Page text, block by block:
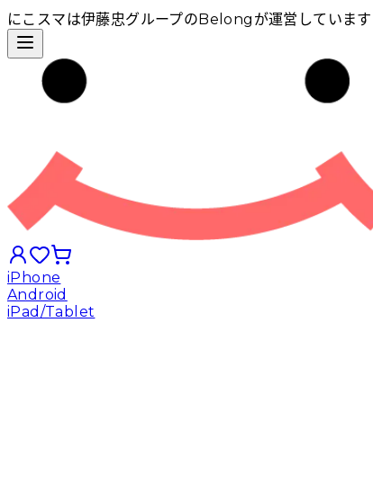
にこスマは伊藤忠グループのBelongが運営しています
iPhone
Android
iPad/Tablet